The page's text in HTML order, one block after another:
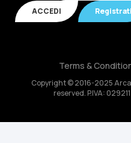
ACCEDI Registrati
Copyright © 2016-2025
reserved. P.IVA:
Terms &